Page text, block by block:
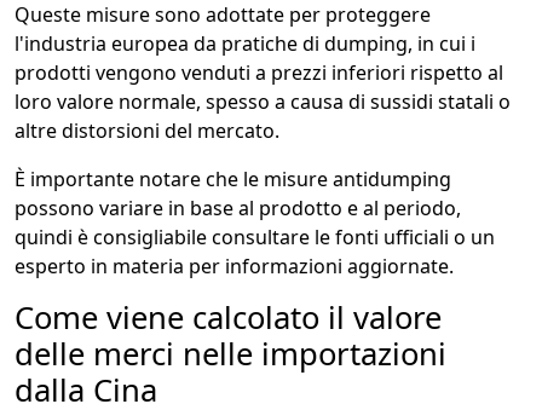
Queste misure sono adottate per proteggere
l'industria europea da pratiche di dumping, in cui i
prodotti vengono venduti a prezzi inferiori rispetto al
loro valore normale, spesso a causa di sussidi statali o
altre distorsioni del mercato.
È importante notare che le misure antidumping
possono variare in base al prodotto e al periodo,
quindi è consigliabile consultare le fonti ufficiali o un
esperto in materia per informazioni aggiornate.
Come viene calcolato il valore
delle merci nelle importazioni
dalla Cina